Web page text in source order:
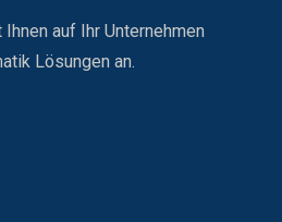
auf Ihr Unternehmen
Lösungen an.